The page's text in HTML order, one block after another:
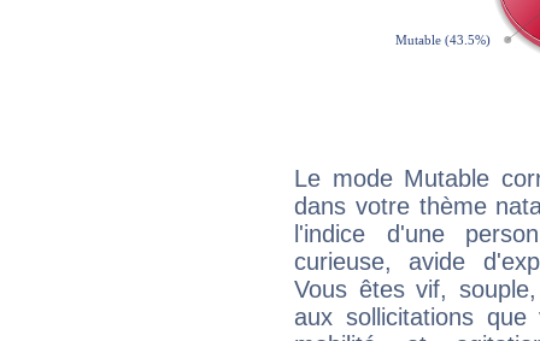
Le mode Mutable
dans votre thème
l'indice d'une
curieuse, avide
Vous êtes vif,
aux sollicitations